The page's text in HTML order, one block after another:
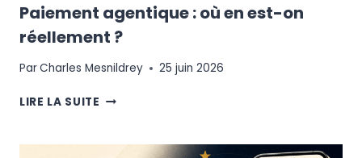
Paiement agentique : où en est-on
réellement ?
ParCharles Mesnildrey 25 juin 2026
LIRE LA SUITE PAIEMENT
OÙ